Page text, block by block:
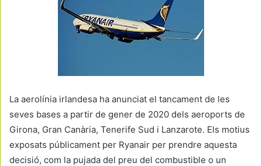
La aerolínia irlandesa ha anunciat el tancament de les
seves bases a partir de gener de 2020 dels aeroports de
Girona, Gran Canària, Tenerife Sud i Lanzarote. Els motius
exposats públicament per Ryanair per prendre aquesta
decisió, com la pujada del preu del combustible o un